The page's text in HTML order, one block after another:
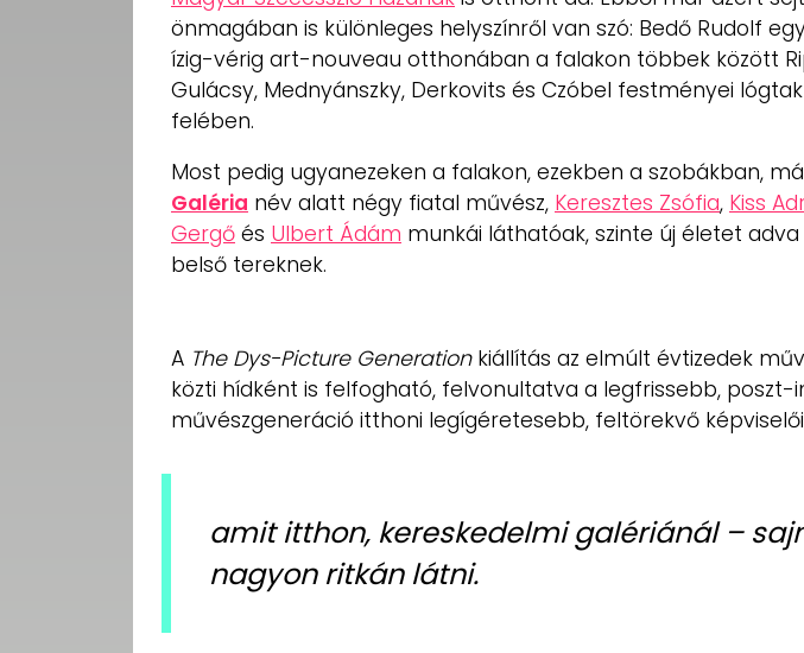
ADATKEZELÉSI
TÁJÉKOZTATÓ
önmagában is különleges helyszínről van szó: Bedő Rudolf
ízig-vérig art-nouveau otthonában a falakon többek között
Gulácsy, Mednyánszky, Derkovits és Czóbel festményei
felében.
Most pedig ugyanezeken a falakon, ezekben a szobákban,
Galéria név alatt négy fiatal művész, Keresztes Zsófia, Kiss
Gergő és Ulbert Ádám munkái láthatóak, szinte új életet
belső tereknek.
A The Dys-Picture Generationkiállítás az elmúlt évtizedek
közti hídként is felfogható, felvonultatva a legfrissebb, poszt-
művészgeneráció itthoni legígéretesebb, feltörekvő
amit itthon, kereskedelmi galériánál –
nagyon ritkán látni.